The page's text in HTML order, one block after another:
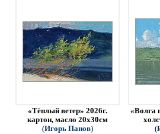
«Тёплый ветер» 2026г.
картон, масло 20х30см
(Игорь Панов)
«Волга
(